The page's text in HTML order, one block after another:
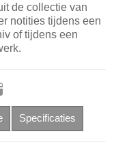
de collectie van
notities tijdens een
of tijdens een